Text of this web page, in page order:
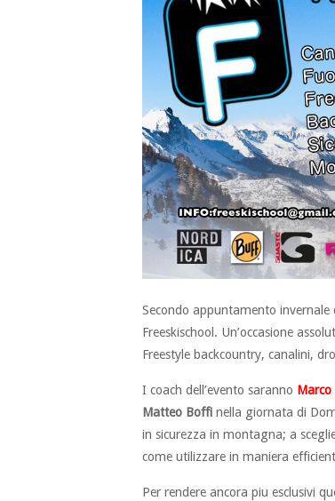
Secondo appuntamento invernale
Freeskischool. Un’occasione
Freestyle backcountry, canalini,
I coach dell’evento saranno Marco
Matteo Boffi nella giornata di
in sicurezza in montagna; a
come utilizzare in maniera
Per rendere ancora piu esclusivi